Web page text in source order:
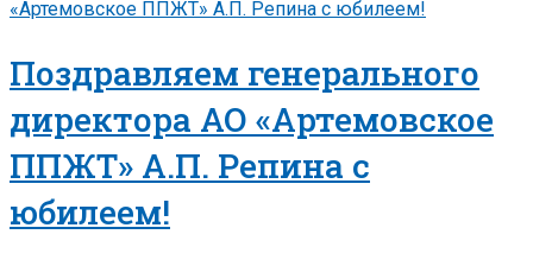
Поздравляем генерального
директора АО «Артемовское
ППЖТ» А.П. Репина с
юбилеем!